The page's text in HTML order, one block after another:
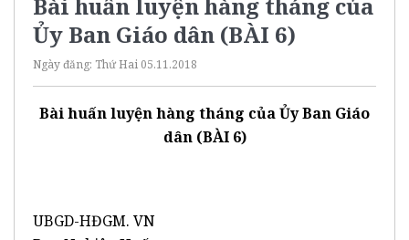
Ủy Ban Giáo dân (BÀI 6)
Ngày đăng: Thứ Hai 05.11.2018
Bài huấn luyện hàng tháng của Ủy Ban Giáo
dân (BÀI 6)
UBGD-HĐGM. VN